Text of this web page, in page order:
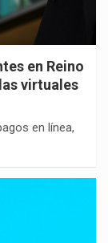
en Reino
virtuales
en línea,